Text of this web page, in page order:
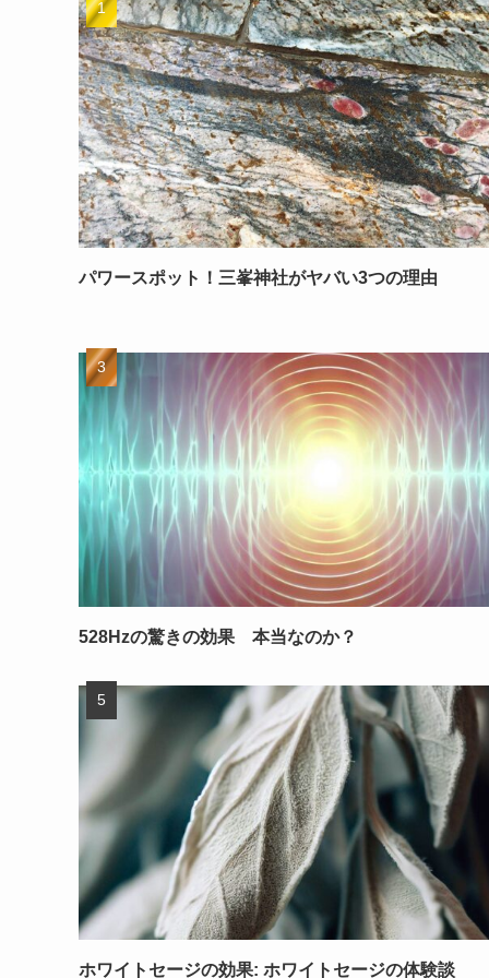
パワースポット！三峯神社がヤバい3つの理由
528Hzの驚きの効果 本当なのか？
ホワイトセージの効果: ホワイトセージの体験談